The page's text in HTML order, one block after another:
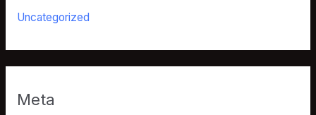
Uncategorized
Meta